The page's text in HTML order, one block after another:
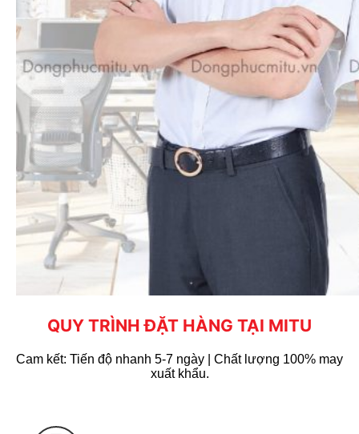
Công nghệ thêuvới máy thêu đời mới nhất
(Hãng máy thêu tajima) giúp hình thêu sắc nét,
ngay kể cả chi tiết nhỏ. Đa dạng màu sắc chỉ
thêu, chỉ thêu chống nhiễm màu, màu sắc tươi
sáng.
QUY TRÌNH ĐẶT HÀNG TẠI MITU
Cam kết: Tiến độ nhanh 5-7 ngày | Chất lượng 100% may
xuất khẩu.